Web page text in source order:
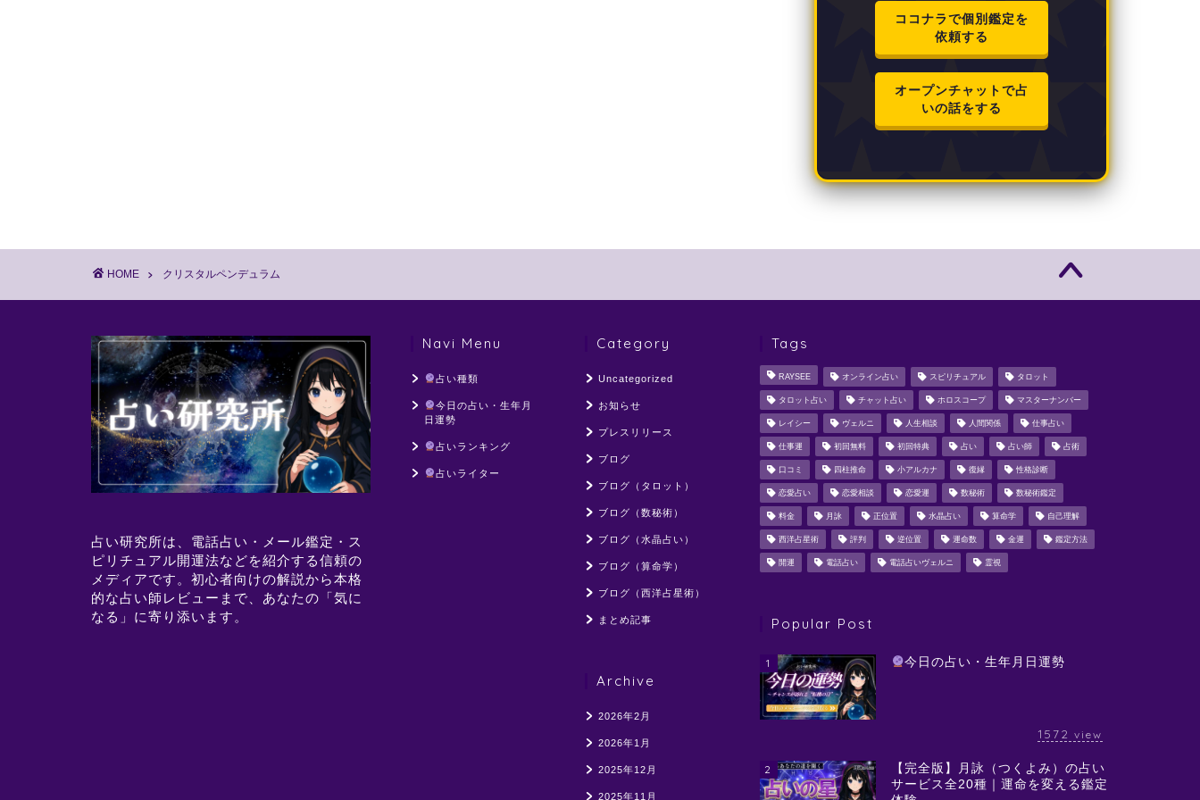
ココナラで個別鑑定を
依頼する
オープンチャットで占
いの話をする
HOME クリスタルペンデュラム
占い研究所は、電話占い・メール鑑定・ス
ピリチュアル開運法などを紹介する信頼の
メディアです。初心者向けの解説から本格
的な占い師レビューまで、あなたの「気に
なる」に寄り添います。
Navi Menu
占い種類
今日の占い・生年月
日運勢
占いランキング
占いライター
Category
Uncategorized
お知らせ
プレスリリース
ブログ
ブログ（タロット）
ブログ（数秘術）
ブログ（水晶占い）
ブログ（算命学）
ブログ（西洋占星術）
まとめ記事
Archive
2026年2月
2026年1月
2025年12月
2025年11月
Tags
RAYSEE オンライン占い スピリチュアル タロット
タロット占い チャット占い ホロスコープ マスターナンバー
レイシー ヴェルニ 人生相談 人間関係 仕事占い
仕事運 初回無料 初回特典 占い 占い師 占術
口コミ 四柱推命 小アルカナ 復縁 性格診断
恋愛占い 恋愛相談 恋愛運 数秘術 数秘術鑑定
料金 月詠 正位置 水晶占い 算命学 自己理解
西洋占星術 評判 逆位置 運命数 金運 鑑定方法
開運 電話占い 電話占いヴェルニ 霊視
Popular Post
1 今日の占い・生年月日運勢
1572 view
2
【完全版】月詠（つくよみ）の占い
サービス全20種｜運命を変える鑑定